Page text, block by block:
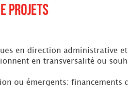
projets
en direction administrative
en transversalité ou
ou émergents: